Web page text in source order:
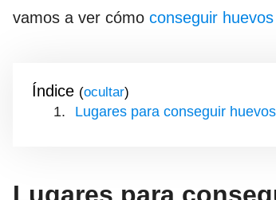
vamos a ver cómo conseguir
Índice ( )
Lugares para conseguir
Lugares para